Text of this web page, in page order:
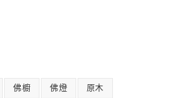
佛櫥 佛燈 原木